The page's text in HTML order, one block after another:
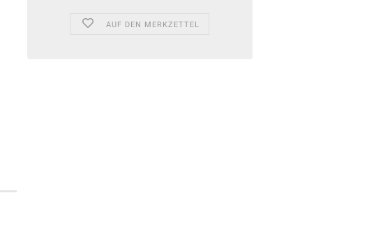
AUF DEN MERKZETTEL